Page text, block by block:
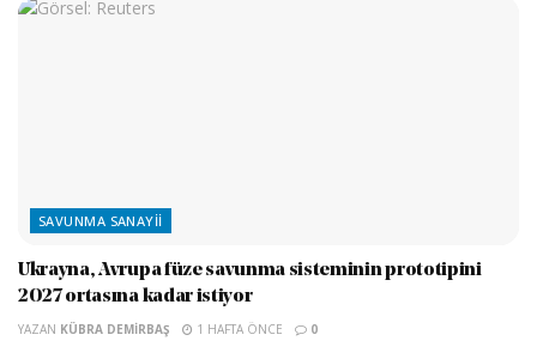
SAVUNMA SANAYII
Ukrayna, Avrupa füze savunma sisteminin prototipini
2027 ortasına kadar istiyor
YAZAN KÜBRA DEMIRBAŞ 1 HAFTA ÖNCE 0